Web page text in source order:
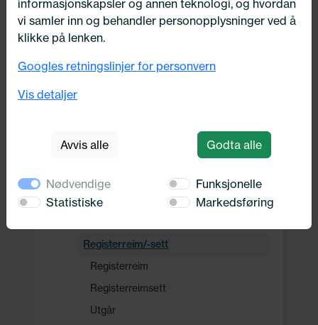
Drivverk
Drivstoff system
Frihjul dynamo
Kilerem / -sett
Registerreim/-sett
Registerreim
Registerreimsett
Utgår
informasjonskapsler og annen teknologi, og hvordan
vi samler inn og behandler personopplysninger ved å
klikke på lenken.
Googles retningslinjer for personvern
Vis detaljer
Avvis alle Godta alle
Nødvendige
Funksjonelle
Statistiske
Markedsføring